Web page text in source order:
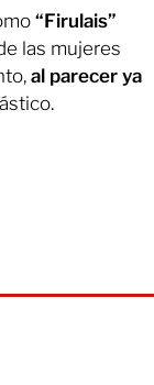
“Firulais”
las mujeres
al parecer ya